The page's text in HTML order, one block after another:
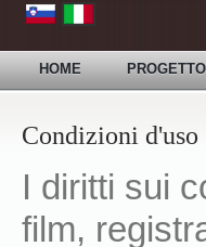
HOME PROGETTO
Condizioni d'uso
I diritti sui
film,